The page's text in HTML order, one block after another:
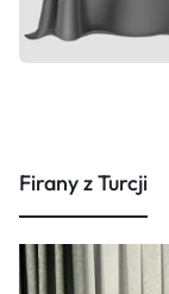
Firany z Turcji